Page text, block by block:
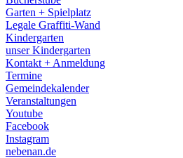
Garten + Spielplatz
Legale Graffiti-Wand
Kindergarten
unser Kindergarten
Kontakt + Anmeldung
Termine
Gemeindekalender
Veranstaltungen
Youtube
Facebook
Instagram
nebenan.de